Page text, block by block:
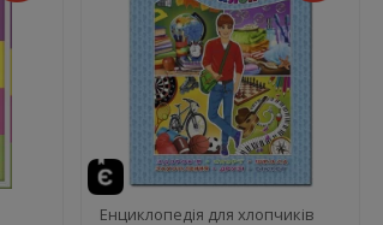
Енциклопедія для хлопчиків